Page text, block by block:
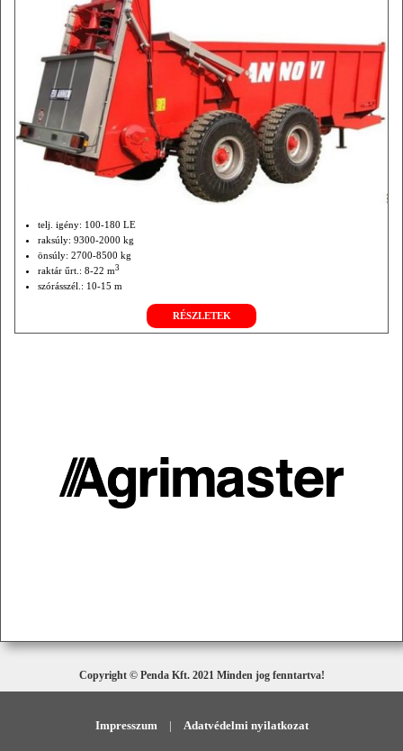
telj. igény: 100-180 LE
raksúly: 9300-2000 kg
önsúly: 2700-8500 kg
raktár űrt.: 8-22 m3
szórásszél.: 10-15 m
RÉSZLETEK
Copyright © Penda Kft. 2021 Minden jog fenntartva!
Impresszum | Adatvédelmi nyilatkozat